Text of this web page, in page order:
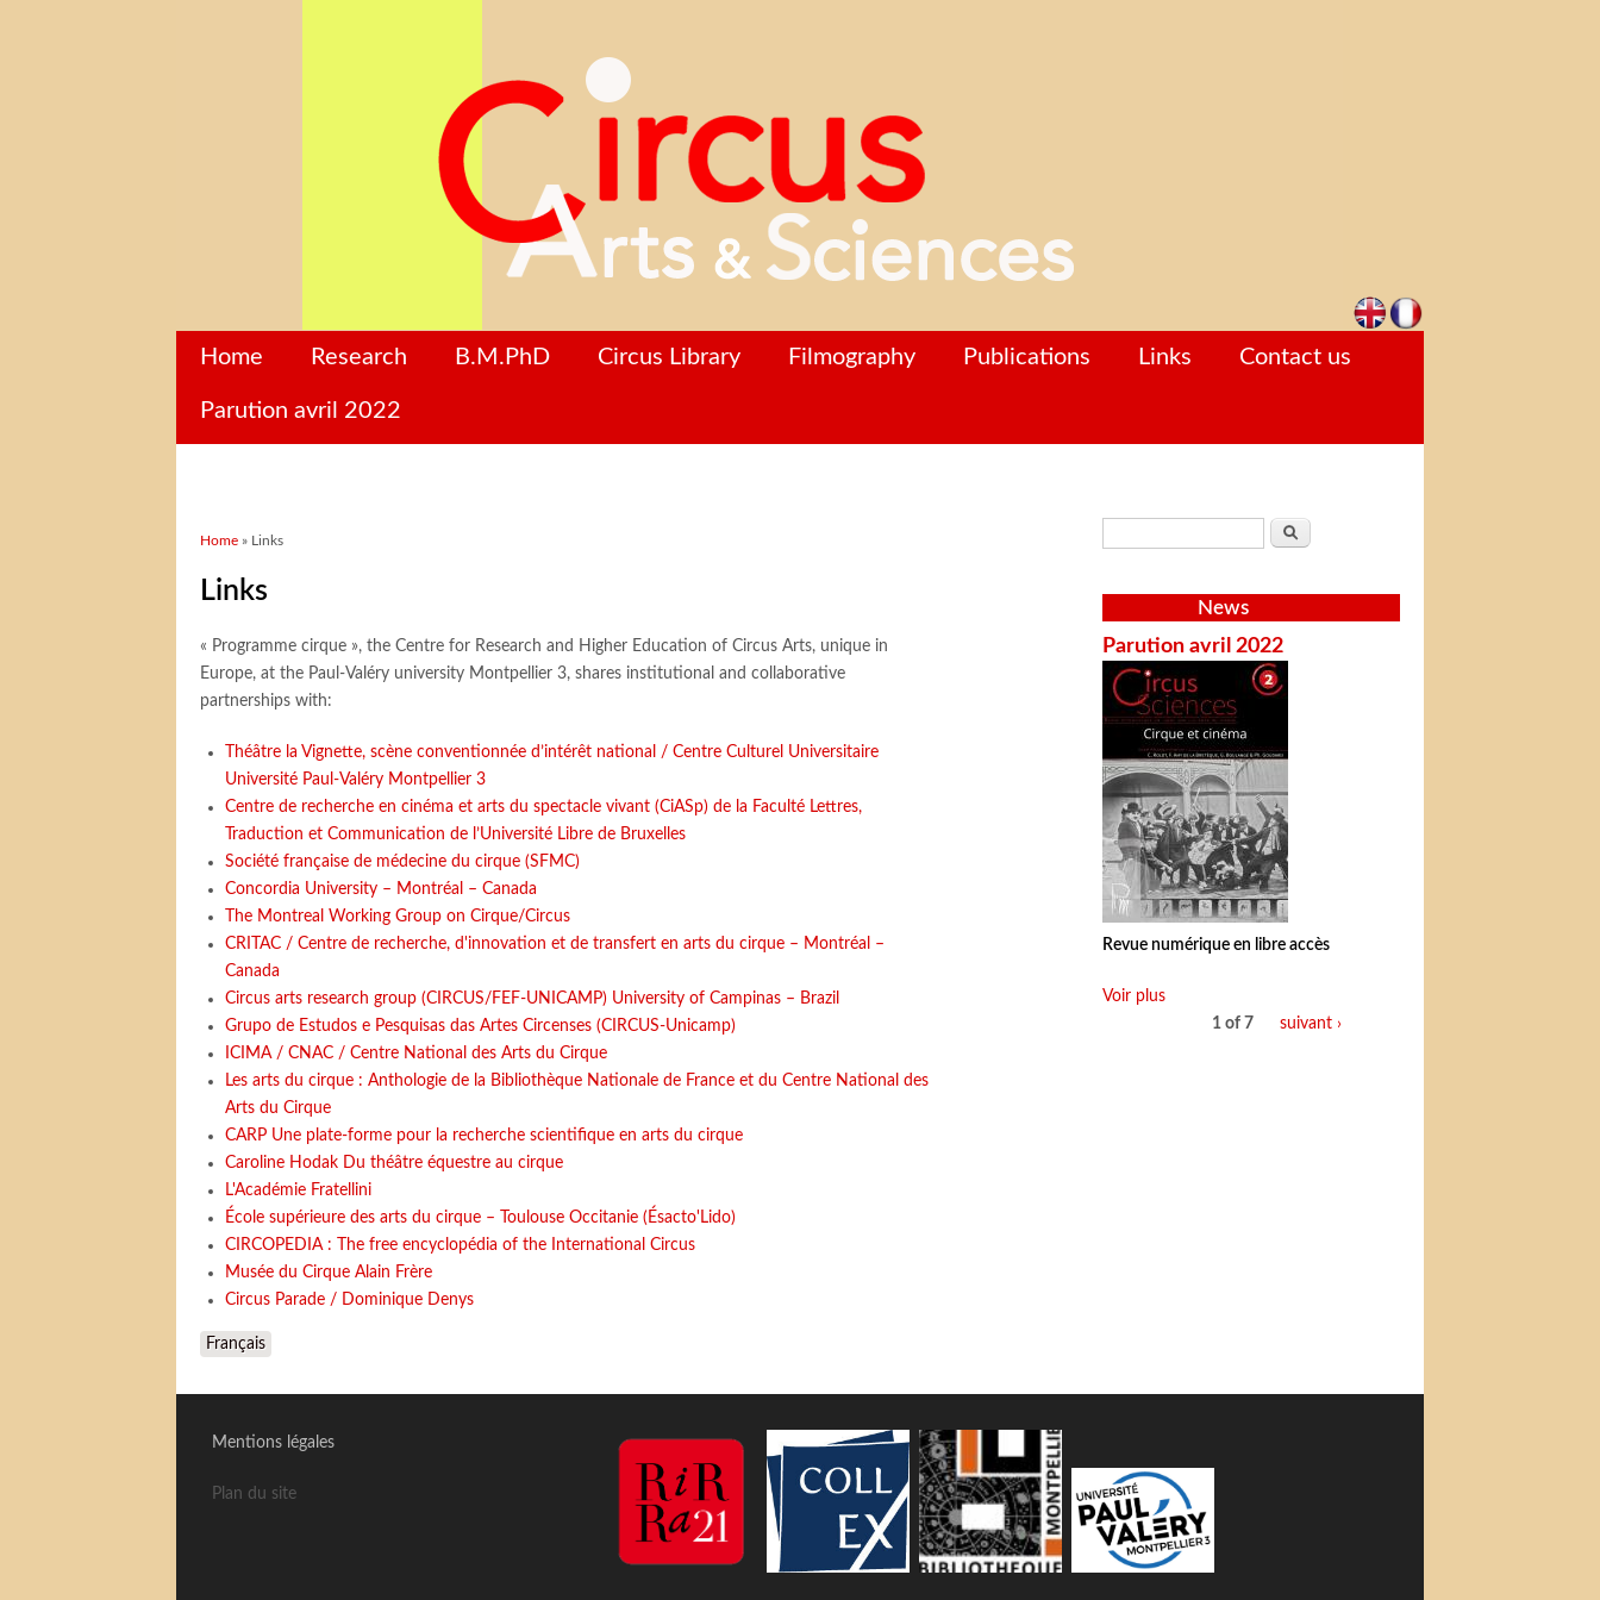
Home Research B.M.PhD Circus Library Filmography Publications Links Contact us
Parution avril 2022
You are here
Home » Links
Links
« Programme cirque », the Centre for Research and Higher Education of Circus Arts, unique in
Europe, at the Paul-Valéry university Montpellier 3, shares institutional and collaborative
partnerships with:
Théâtre la Vignette, scène conventionnée d’intérêt national / Centre Culturel Universitaire
Université Paul-Valéry Montpellier 3
Centre de recherche en cinéma et arts du spectacle vivant (CiASp) de la Faculté Lettres,
Traduction et Communication de l’Université Libre de Bruxelles
Société française de médecine du cirque (SFMC)
Concordia University – Montréal – Canada
The Montreal Working Group on Cirque/Circus
CRITAC / Centre de recherche, d'innovation et de transfert en arts du cirque – Montréal –
Canada
Circus arts research group (CIRCUS/FEF-UNICAMP) University of Campinas – Brazil
Grupo de Estudos e Pesquisas das Artes Circenses (CIRCUS-Unicamp)
ICIMA / CNAC / Centre National des Arts du Cirque
Les arts du cirque : Anthologie de la Bibliothèque Nationale de France et du Centre National des
Arts du Cirque
CARP Une plate-forme pour la recherche scientifique en arts du cirque
Caroline Hodak Du théâtre équestre au cirque
L'Académie Fratellini
École supérieure des arts du cirque – Toulouse Occitanie (Ésacto'Lido)
CIRCOPEDIA : The free encyclopédia of the International Circus
Musée du Cirque Alain Frère
Circus Parade / Dominique Denys
Français
Search
News
Parution avril 2022
Revue numérique en libre accès
Voir plus
1 of 7
suivant ›
Mentions légales
Plan du site